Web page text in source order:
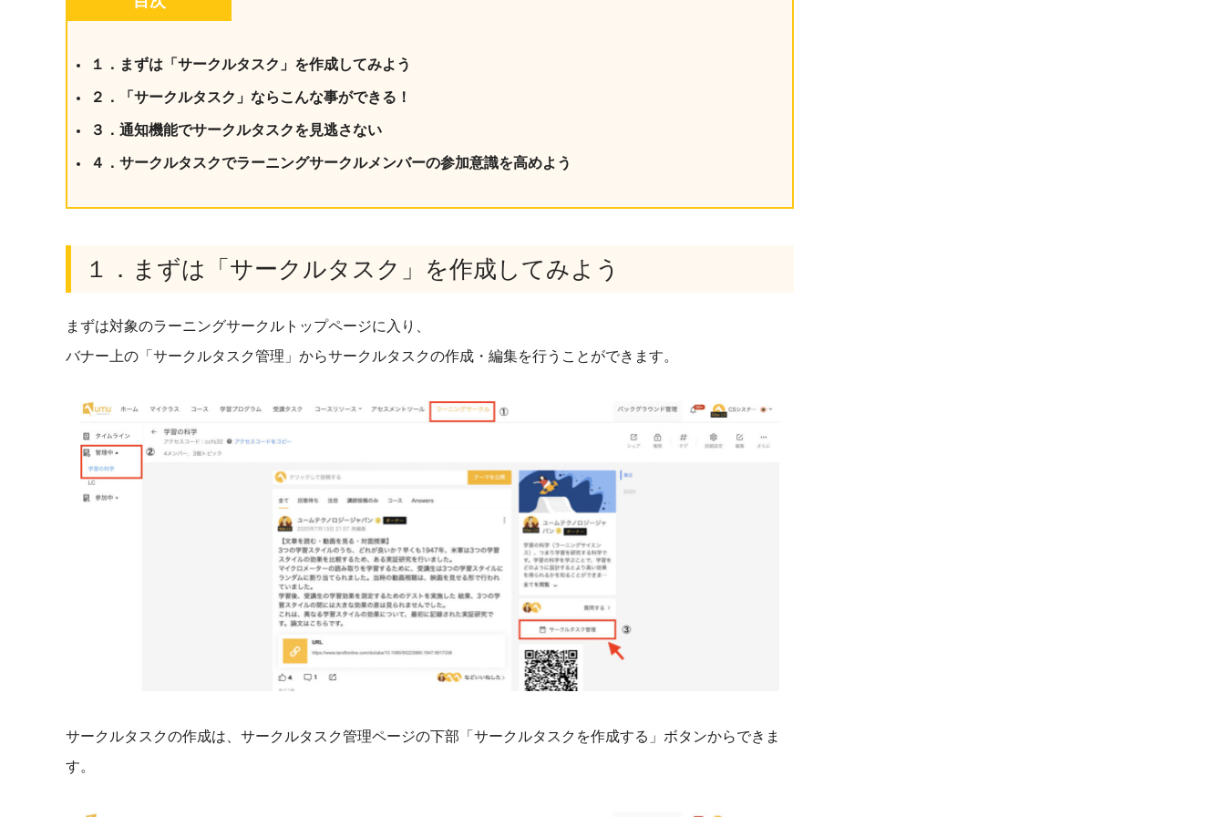
１．まずは「サークルタスク」を作成してみよう
２．「サークルタスク」ならこんな事ができる！
３．通知機能でサークルタスクを見逃さない
４．サークルタスクでラーニングサークルメンバーの参加意識を高めよう
１．まずは「サークルタスク」を作成してみよう
まずは対象のラーニングサークルトップページに入り、
バナー上の「サークルタスク管理」からサークルタスクの作成・編集を行うことができます。
サークルタスクの作成は、サークルタスク管理ページの下部「サークルタスクを作成する」ボタンからできま
す。